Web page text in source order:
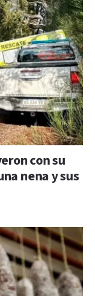
con su
nena y sus